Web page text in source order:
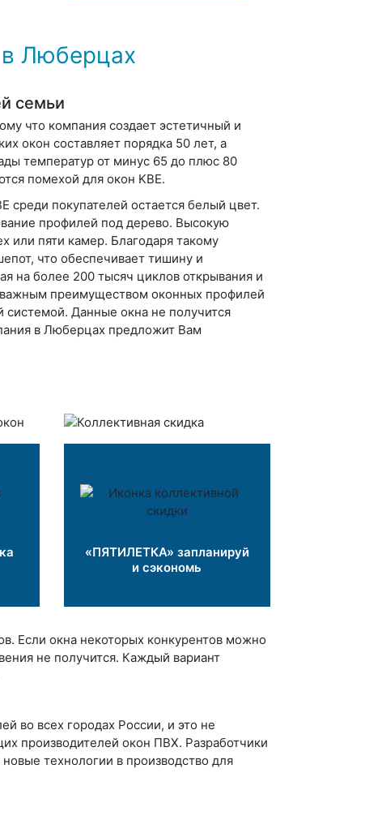
в Люберцах
семьи
что компания создает эстетичный и
окон составляет порядка 50 лет, а
температур от минус 65 до плюс 80
помехой для окон KBE.
покупателей остается белый цвет.
профилей под дерево. Высокую
или пяти камер. Благодаря такому
что обеспечивает тишину и
на более 200 тысяч циклов открывания и
преимуществом оконных профилей
системой. Данные окна не получится
в Люберцах предложит Вам
«ПЯТИЛЕТКА» запланируй
и сэкономь
Если окна некоторых конкурентов можно
не получится. Каждый вариант
во всех городах России, и это не
производителей окон ПВХ. Разработчики
технологии в производство для